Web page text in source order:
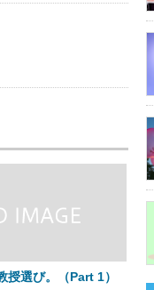
授選び。（Part 1）